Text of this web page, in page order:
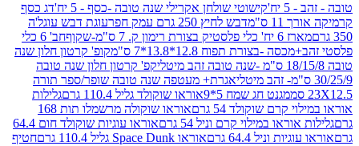
קישוטי שולחן אקרילי שנה טובה -כסף - 5 יח'
דג כסף
ס"מ
דבש לחיץ 250 גרם עמק חפר
עוגת דבש עוגל'ה
בצורת רימון ק. 7 ס"מ-שקוף
חב' 6 כלי
-בצורת תפוח 12.8*13.8*7 ס"מ
קופ' קרטון חלון שנה
קפ' קרטון חלון שנה טובה
אגרת+ מעטפה שנה טובה שופר/ספר תורה
מגנט חג שמח 5*9
אוראו שוקולד גליל 110.4 גרם
גלילות
קרם שוקולד 54 גרם
אוראו שוקולה מרשמלו תות 168
במילוי קרם וניל 54 גרם
אוראו עוגיות שוקולד חום 64.4
וניל 64.4 גרם
אוראו Space Dunk גליל 110.4 גרם
חטיף